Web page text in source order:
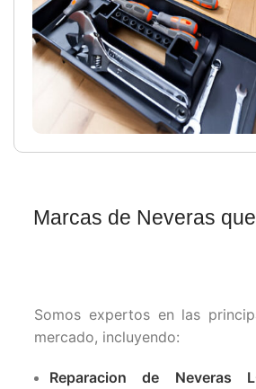
Marcas de Neveras
Somos expertos en las
mercado, incluyendo:
Reparacion de Neveras